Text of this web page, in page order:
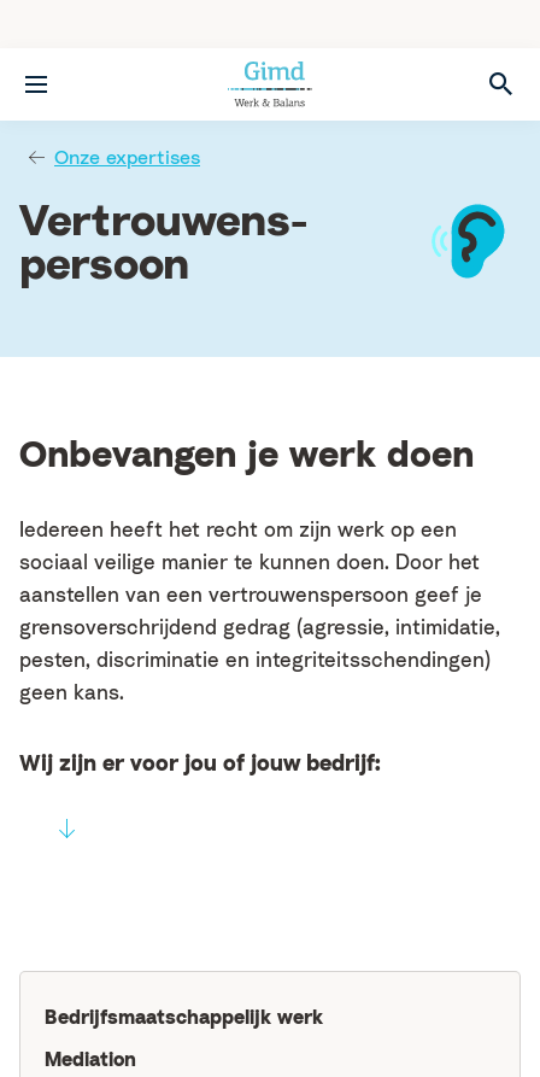
Onze expertises
Vertrouwens­
persoon
Onbevangen je werk doen
Iedereen heeft het recht om zijn werk op een
sociaal veilige manier te kunnen doen. Door het
aanstellen van een vertrouwenspersoon geef je
grensoverschrijdend gedrag (agressie, intimidatie,
pesten, discriminatie en integriteitsschendingen)
geen kans.
Wij zijn er voor jou of jouw bedrijf:
Bedrijfsmaatschappelijk werk
Mediation